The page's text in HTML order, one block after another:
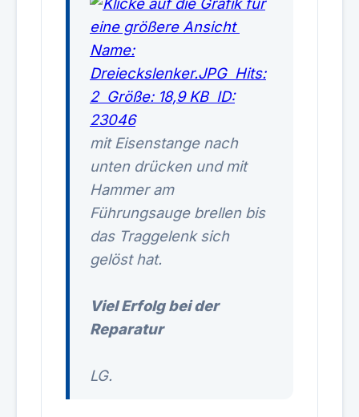
mit Eisenstange nach
unten drücken und mit
Hammer am
Führungsauge brellen bis
das Traggelenk sich
gelöst hat.
Viel Erfolg bei der
Reparatur
LG.